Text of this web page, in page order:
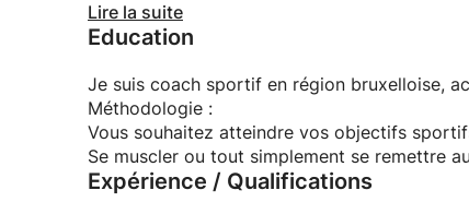
Nous fixerons un rendez-vous pour discuter
2) Je développerai un plan de nutrition
3) Au cours de nos séances, je vous
garder sur la bonne voie et faire des
pouvons transformer vos aspirations en
Lire la suite
Education
Je suis coach sportif en région bruxelloise,
Méthodologie :
Vous souhaitez atteindre vos objectifs
Se muscler ou tout simplement se remettre
Expérience / Qualifications